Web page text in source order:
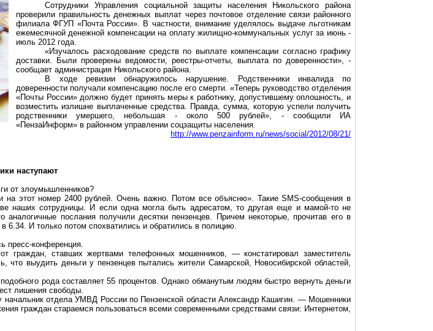
Сотрудники Управления социальной защиты населения Никольского района
проверили правильность денежных выплат через почтовое отделение связи районного
филиала ФГУП «Почта России». В частности, внимание уделялось выдаче льготникам
ежемесячной денежной компенсации на оплату жилищно-коммунальных услуг за июнь -
июль 2012 года.
«Изучалось расходование средств по выплате компенсации согласно графику
доставки. Были проверены ведомости, реестры-отчеты, выплата по доверенности», -
сообщает администрация Никольского района.
В ходе ревизии обнаружилось нарушение. Родственники инвалида по
доверенности получали компенсацию после его смерти. «Теперь руководство отделения
«Почты России» должно будет принять меры к работнику, допустившему оплошность, и
возместить излишне выплаченные средства. Правда, сумма, которую успели получить
родственники умершего, небольшая - около 500 рублей», - сообщили ИА
«ПензаИнформ» в районном управлении соцзащиты населения.
http://www.penzainform.ru/news/social/2012/08/21/
наступают
от злоумышленников?
на этот номер 2400 рублей. Очень важно. Потом все объясню». Такие SMS-сообщения в
наших сотрудницы. И если одна могла быть адресатом, то другая еще и мамой-то не
аналогичные послания получили десятки пензенцев. Причем некоторые, прочитав его в
6.34. И только потом спохватились и обратились в полицию.
пресс-конференция.
ставших жертвами телефонных мошенников, — констатировал заместитель
выудить деньги у пензенцев пытались жители Самарской, Новосибирской областей,
рода составляет 55 процентов. Однако обманутым людям быстро вернуть деньги
лишения свободы.
отдела УМВД России по Пензенской области Александр Кашигин. — Мошенники
граждан стараемся пользоваться всеми современными средствами связи: Интернетом,